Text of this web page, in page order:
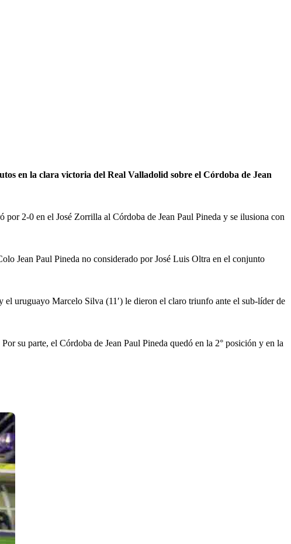
en la clara victoria del Real Valladolid sobre el Córdoba de Jean
2-0 en el José Zorrilla al Córdoba de Jean Paul Pineda y se ilusiona con
Jean Paul Pineda no considerado por José Luis Oltra en el conjunto
uruguayo Marcelo Silva (11′) le dieron el claro triunfo ante el sub-líder de
su parte, el Córdoba de Jean Paul Pineda quedó en la 2° posición y en la